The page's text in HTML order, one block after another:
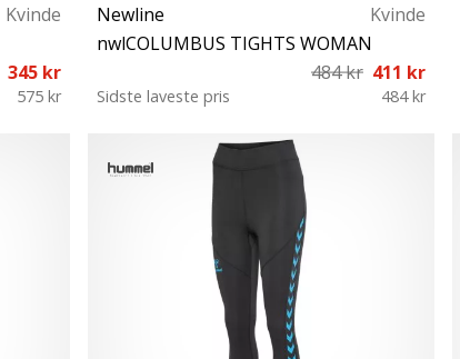
Kvinde
345 kr
575 kr
Newline
Kvinde
nwlCOLUMBUS TIGHTS WOMAN
484 kr 411 kr
Sidste laveste pris 484 kr
XS S